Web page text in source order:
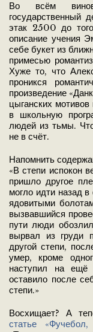
Во всём
государственный
этак 2500 до
описание учения
себе букет из
примесью
Хуже то, что
проникся
произведение
цыганских
в школьную
людей из тьмы.
не в счёт.
Напомнить
«В степи испокон
пришло другое
могло идти назад
ядовитыми
вызвавшийся
пути люди
вырвал из груди
другой степи,
умер, кроме
наступил на
оставило после
степи.»
Восхищает? А
статье